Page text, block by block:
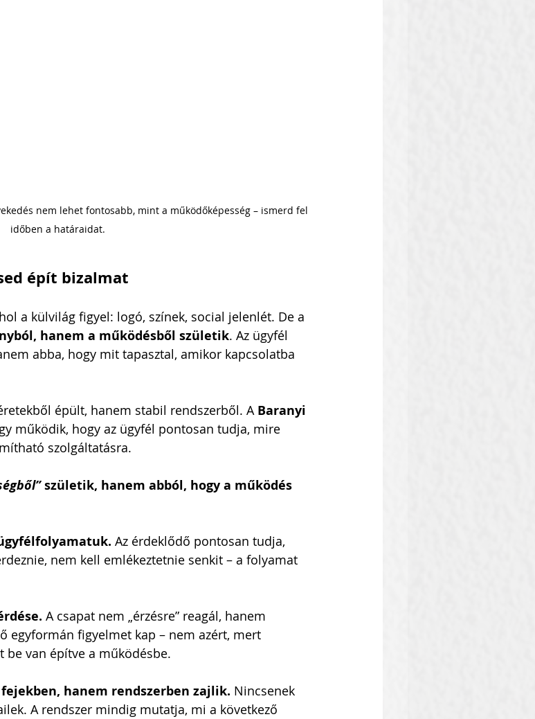
nem lehet fontosabb, mint a működőképesség – ismerd fel
időben a határaidat.
épít bizalmat
a külvilág figyel: logó, színek, social jelenlét. De a
hanem a működésből születik. Az ügyfél
abba, hogy mit tapasztal, amikor kapcsolatba
épült, hanem stabil rendszerből. A Baranyi
működik, hogy az ügyfél pontosan tudja, mire
szolgáltatásra.
születik, hanem abból, hogy a működés
Az érdeklődő pontosan tudja,
nem kell emlékeztetnie senkit – a folyamat
A csapat nem „érzésre” reagál, hanem
egyformán figyelmet kap – nem azért, mert
van építve a működésbe.
hanem rendszerben zajlik. Nincsenek
A rendszer mindig mutatja, mi a következő